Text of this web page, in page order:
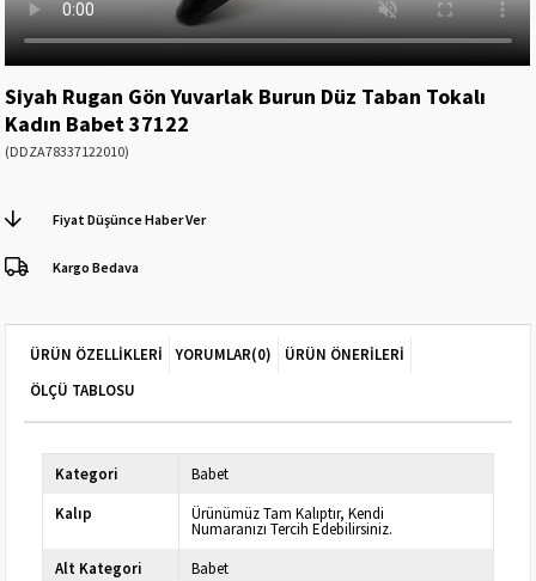
Siyah Rugan Gön Yuvarlak Burun Düz Taban Tokalı
Kadın Babet 37122
(DDZA78337122010)
Fiyat Düşünce Haber Ver
Kargo Bedava
ÜRÜN ÖZELLIKLERI YORUMLAR(0)
ÜRÜN ÖNERILERI
ÖLÇÜ TABLOSU
Kategori
Babet
Kalıp
Ürünümüz Tam Kalıptır, Kendi
Numaranızı Tercih Edebilirsiniz.
Alt Kategori
Babet